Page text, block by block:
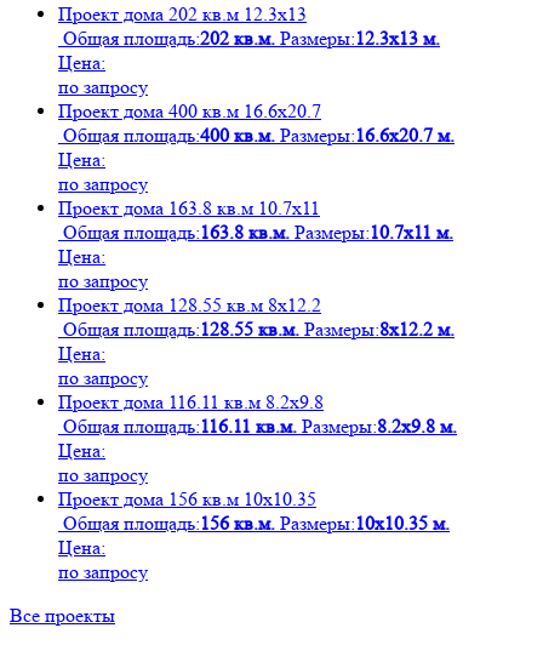
Проект дома 202 кв.м 12.3х13
Общая площадь:202 кв.м. Размеры:12.3х13 м.
Цена:
по запросу
Проект дома 400 кв.м 16.6х20.7
Общая площадь:400 кв.м. Размеры:16.6х20.7 м.
Цена:
по запросу
Проект дома 163.8 кв.м 10.7х11
Общая площадь:163.8 кв.м. Размеры:10.7х11 м.
Цена:
по запросу
Проект дома 128.55 кв.м 8х12.2
Общая площадь:128.55 кв.м. Размеры:8х12.2 м.
Цена:
по запросу
Проект дома 116.11 кв.м 8.2х9.8
Общая площадь:116.11 кв.м. Размеры:8.2х9.8 м.
Цена:
по запросу
Проект дома 156 кв.м 10х10.35
Общая площадь:156 кв.м. Размеры:10х10.35 м.
Цена:
по запросу
Все проекты